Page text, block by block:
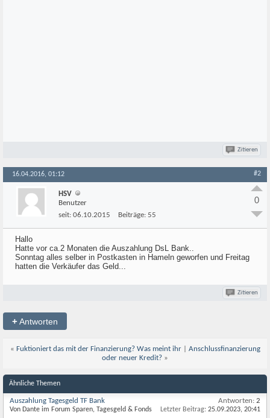
Zitieren
16.04.2016, 01:12 #2
HSV
Benutzer
seit: 06.10.2015 Beiträge: 55
0
Hallo
Hatte vor ca.2 Monaten die Auszahlung DsL Bank..
Sonntag alles selber in Postkasten in Hameln geworfen und Freitag
hatten die Verkäufer das Geld...
Zitieren
+Antworten
« Fuktioniert das mit der Finanzierung? Was meint ihr| Anschlussfinanzierung
oder neuer Kredit? »
Ähnliche Themen
Auszahlung Tagesgeld TF Bank
Von Dante im Forum Sparen, Tagesgeld & Fonds
Antworten: 2
Letzter Beitrag: 25.09.2023, 20:41